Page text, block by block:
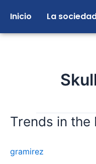
contenido
Inicio La
Trends in the
gramirez
Trends
Management